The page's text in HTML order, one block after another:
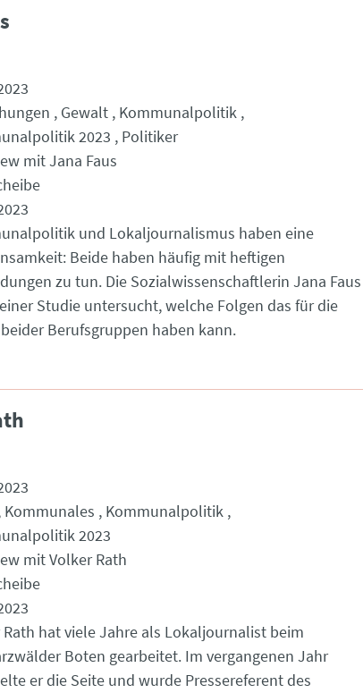
Gewalt Kommunalpolitik
2023
Politiker
mit Jana Faus
und Lokaljournalismus haben eine
Beide haben häufig mit heftigen
zu tun. Die Sozialwissenschaftlerin Jana Faus
Studie untersucht, welche Folgen das für die
Berufsgruppen haben kann.
Kommunales
Kommunalpolitik
2023
mit Volker Rath
Rath hat viele Jahre als Lokaljournalist beim
Boten gearbeitet. Im vergangenen Jahr
er die Seite und wurde Pressereferent des